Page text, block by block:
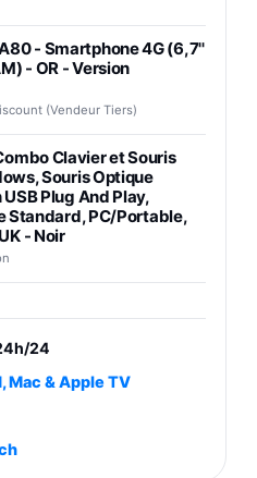
- Smartphone 4G (6,7''
- OR - Version
(Vendeur Tiers)
Clavier et Souris
Souris Optique
Plug And Play,
Standard, PC/Portable,
- Noir
3 vitesses (33-45-78
intégré et port USB
Galaxy S26 Ultra
Tiers)
24
Mac & Apple TV